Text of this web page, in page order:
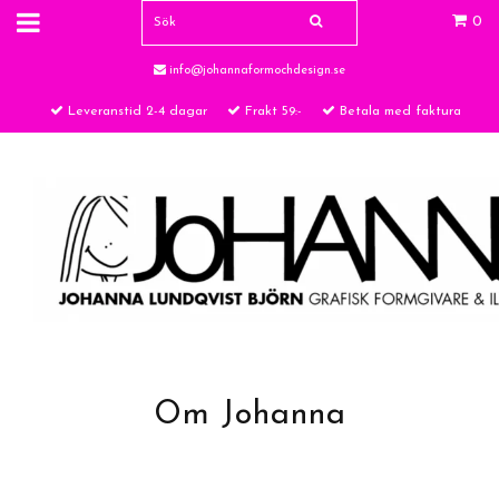
0
info@johannaformochdesign.se
Leveranstid 2-4 dagar Frakt 59:- Betala med faktura
Om Johanna